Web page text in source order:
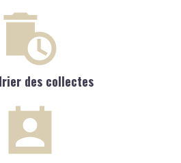
des collectes